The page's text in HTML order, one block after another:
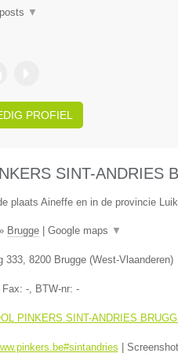
▼
PROFIEL
SINT-ANDRIES
plaats Aineffe en in de provincie
Brugge| Google maps ▼
333, 8200 Brugge(West-Vlaanderen)
-, BTW-nr: -
PINKERS SINT-ANDRIES
Screenshot